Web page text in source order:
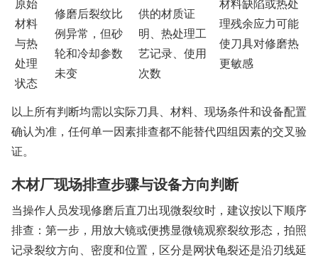
原始
材料
与热
处理
状态
修磨后裂纹比
例异常，但砂
轮和冷却参数
未变
供的材质证
明、热处理工
艺记录、使用
次数
材料缺陷或热处
理残余应力可能
使刀具对修磨热
更敏感
以上所有判断均需以实际刀具、材料、现场条件和设备配置
确认为准，任何单一因素排查都不能替代四组因素的交叉验
证。
木材厂现场排查步骤与设备方向判断
当操作人员发现修磨后直刀出现微裂纹时，建议按以下顺序
排查：第一步，用放大镜或便携显微镜观察裂纹形态，拍照
记录裂纹方向、密度和位置，区分是网状龟裂还是沿刃线延